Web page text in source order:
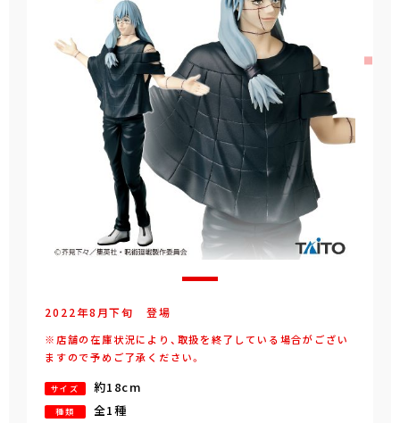
2022年8 月下旬 登場
※店舗の在庫状況により、取扱を終了している場合がござい
ますので予めご了承ください。
サイズ 約18cm
種類 全1種